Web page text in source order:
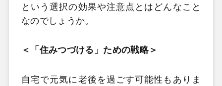
という選択の効果や注意点とはどんなこと
なのでしょうか。
＜「住みつづける」ための戦略＞
自宅で元気に老後を過ごす可能性もありま